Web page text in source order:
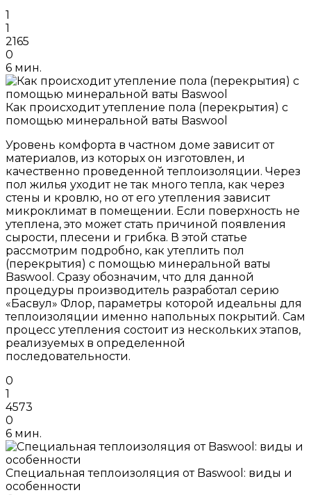
1
1
2165
0
6 мин.
Как происходит утепление пола (перекрытия) с
помощью минеральной ваты Baswool
Уровень комфорта в частном доме зависит от
материалов, из которых он изготовлен, и
качественно проведенной теплоизоляции. Через
пол жилья уходит не так много тепла, как через
стены и кровлю, но от его утепления зависит
микроклимат в помещении. Если поверхность не
утеплена, это может стать причиной появления
сырости, плесени и грибка. В этой статье
рассмотрим подробно, как утеплить пол
(перекрытия) с помощью минеральной ваты
Baswool. Сразу обозначим, что для данной
процедуры производитель разработал серию
«Басвул» Флор, параметры которой идеальны для
теплоизоляции именно напольных покрытий. Сам
процесс утепления состоит из нескольких этапов,
реализуемых в определенной
последовательности.
0
1
4573
0
6 мин.
Специальная теплоизоляция от Baswool: виды и
особенности